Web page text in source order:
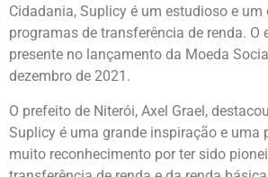
Cidadania, Suplicy é um estudioso e um
programas de transferência de renda. O
presente no lançamento da Moeda
dezembro de 2021.
O prefeito de Niterói, Axel Grael,
Suplicy é uma grande inspiração e uma
muito reconhecimento por ter sido